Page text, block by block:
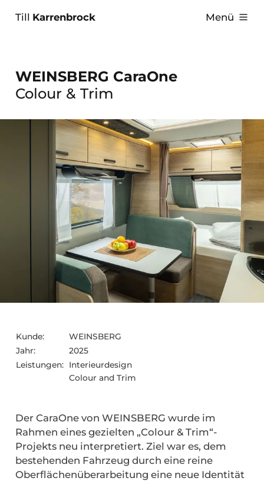
Till Karrenbrock Menü
WEINSBERG CaraOne
Colour & Trim
Kunde:
WEINSBERG
Jahr:
2025
Leistungen:
Interieurdesign
Colour and Trim
Der CaraOne von WEINSBERG wurde im
Rahmen eines gezielten „Colour & Trim“-
Projekts neu interpretiert. Ziel war es, dem
bestehenden Fahrzeug durch eine reine
Oberflächenüberarbeitung eine neue Identität